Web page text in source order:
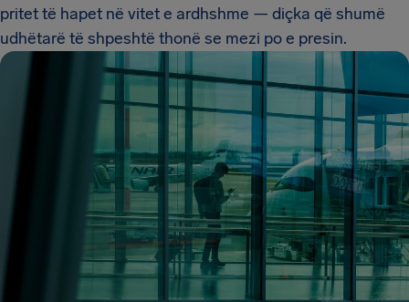
pritet të hapet në vitet e ardhshme — diçka që shumë
udhëtarë të shpeshtë thonë se mezi po e presin.